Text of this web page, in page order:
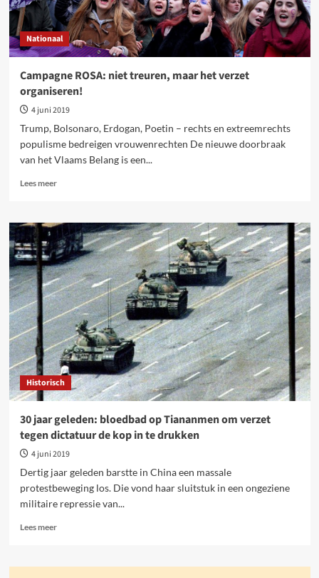
Nationaal
Campagne ROSA: niet treuren, maar het verzet
organiseren!
4 juni 2019
Trump, Bolsonaro, Erdogan, Poetin – rechts en extreemrechts
populisme bedreigen vrouwenrechten De nieuwe doorbraak
van het Vlaams Belang is een...
Lees meerLees
Campagne
ROSA:
niet
treuren,
maar
het
verzet
organiseren!
Historisch
30 jaar geleden: bloedbad op Tiananmen om verzet
tegen dictatuur de kop in te drukken
4 juni 2019
Dertig jaar geleden barstte in China een massale
protestbeweging los. Die vond haar sluitstuk in een ongeziene
militaire repressie van...
Lees meerLees
30